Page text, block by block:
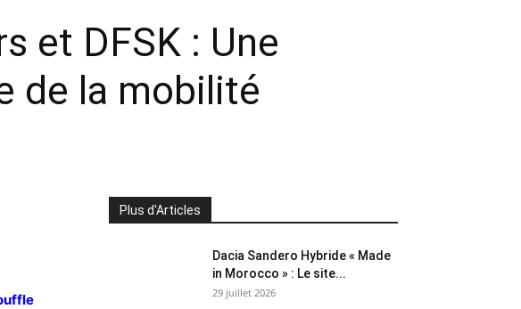
et DFSK : Une
de la mobilité
Plus d'Articles
Dacia Sandero Hybride « Made
in Morocco » : Le site...
29 juillet 2026